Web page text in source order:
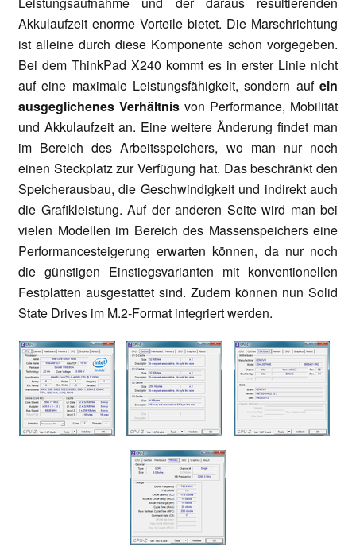
Akkulaufzeit enorme Vorteile bietet. Die Marschrichtung
ist alleine durch diese Komponente schon vorgegeben.
Bei dem ThinkPad X240 kommt es in erster Linie nicht
auf eine maximale Leistungsfähigkeit, sondern auf ein
ausgeglichenes Verhältnis von Performance, Mobilität
und Akkulaufzeit an. Eine weitere Änderung findet man
im Bereich des Arbeitsspeichers, wo man nur noch
einen Steckplatz zur Verfügung hat. Das beschränkt den
Speicherausbau, die Geschwindigkeit und indirekt auch
die Grafikleistung. Auf der anderen Seite wird man bei
vielen Modellen im Bereich des Massenspeichers eine
Performancesteigerung erwarten können, da nur noch
die günstigen Einstiegsvarianten mit konventionellen
Festplatten ausgestattet sind. Zudem können nun Solid
State Drives im M.2-Format integriert werden.